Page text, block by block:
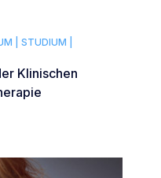
| STUDIUM |
Klinischen